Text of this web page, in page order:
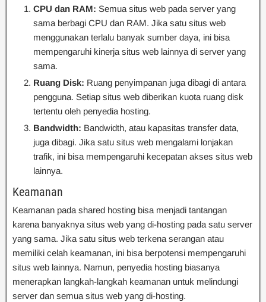
CPU dan RAM: Semua situs web pada server yang
sama berbagi CPU dan RAM. Jika satu situs web
menggunakan terlalu banyak sumber daya, ini bisa
mempengaruhi kinerja situs web lainnya di server yang
sama.
Ruang Disk: Ruang penyimpanan juga dibagi di antara
pengguna. Setiap situs web diberikan kuota ruang disk
tertentu oleh penyedia hosting.
Bandwidth: Bandwidth, atau kapasitas transfer data,
juga dibagi. Jika satu situs web mengalami lonjakan
trafik, ini bisa mempengaruhi kecepatan akses situs web
lainnya.
Keamanan
Keamanan pada shared hosting bisa menjadi tantangan
karena banyaknya situs web yang di-hosting pada satu server
yang sama. Jika satu situs web terkena serangan atau
memiliki celah keamanan, ini bisa berpotensi mempengaruhi
situs web lainnya. Namun, penyedia hosting biasanya
menerapkan langkah-langkah keamanan untuk melindungi
server dan semua situs web yang di-hosting.